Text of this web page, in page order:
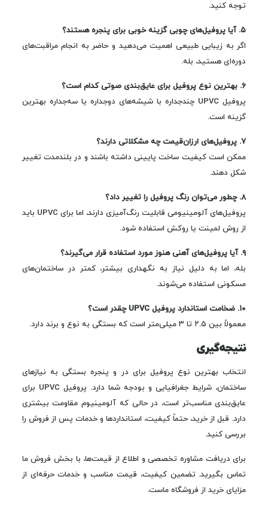
توجه کنید.
۵. آیا پروفیل‌های چوبی گزینه خوبی برای پنجره هستند؟
اگر به زیبایی طبیعی اهمیت می‌دهید و حاضر به انجام مراقبت‌های
دوره‌ای هستید، بله.
۶. بهترین نوع پروفیل برای عایق‌بندی صوتی کدام است؟
پروفیل UPVC چندجداره با شیشه‌های دوجداره یا سه‌جداره بهترین
گزینه است.
۷. پروفیل‌های ارزان‌قیمت چه مشکلاتی دارند؟
ممکن است کیفیت ساخت پایینی داشته باشند و در بلندمدت تغییر
شکل دهند.
۸. چطور می‌توان رنگ پروفیل را تغییر داد؟
پروفیل‌های آلومینیومی قابلیت رنگ‌آمیزی دارند، اما برای UPVC باید
از روش لمینت یا روکش استفاده شود.
۹. آیا پروفیل‌های آهنی هنوز مورد استفاده قرار می‌گیرند؟
بله، اما به دلیل نیاز به نگهداری بیشتر، کمتر در ساختمان‌های
مسکونی استفاده می‌شوند.
۱۰. ضخامت استاندارد پروفیل UPVC چقدر است؟
معمولاً بین ۲.۵ تا ۳ میلی‌متر است که بستگی به نوع و برند دارد.
نتیجه‌گیری
انتخاب بهترین نوع پروفیل برای در و پنجره بستگی به نیازهای
ساختمان، شرایط جغرافیایی و بودجه شما دارد. پروفیل UPVC برای
عایق‌بندی مناسب‌تر است، در حالی که آلومینیوم مقاومت بیشتری
دارد. قبل از خرید، حتماً کیفیت، استانداردها و خدمات پس از فروش را
بررسی کنید.
برای دریافت مشاوره تخصصی و اطلاع از قیمت‌ها، با بخش فروش ما
تماس بگیرید. تضمین کیفیت، قیمت مناسب و خدمات حرفه‌ای از
مزایای خرید از فروشگاه ماست.